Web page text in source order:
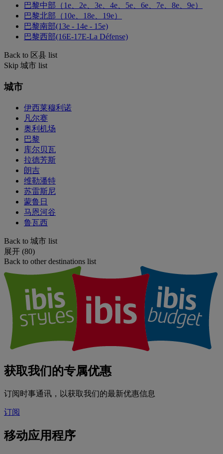
巴黎中部（1e、2e、3e、4e、5e、6e、7e、8e、9e）
巴黎北部（10e、18e、19e）
巴黎南部(13e - 14e - 15e)
巴黎西部(16E-17E-La Défense)
Back to 区县 list
Skip 城市 list
城市
伊西莱穆利诺
凡尔赛
奥利机场
巴黎
库尔贝瓦
拉德芳斯
朗吉
维勒潘特
苏雷斯尼
蒙鲁日
马恩河谷
鲁瓦西
Back to 城市 list
展开 (80)
Back to other destinations list
获取我们的专属优惠
订阅时事通讯，以获取我们的最新优惠信息
订阅
移动应用程序